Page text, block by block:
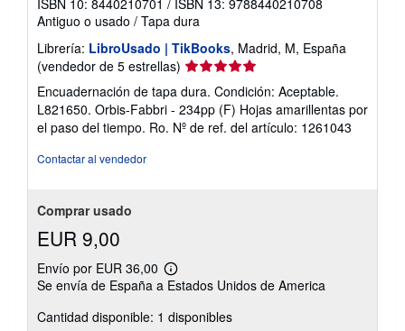
Antiguo o usado / Tapa dura
Librería: LibroUsado | TikBooks, Madrid, M, España
(vendedor de 5 estrellas) Calificación
del
vendedor:
5
de
Encuadernación de tapa dura. Condición: Aceptable.
L821650. Orbis-Fabbri - 234pp (F) Hojas amarillentas por
el paso del tiempo. Ro. Nº de ref. del artículo: 1261043
Contactar al vendedor
Comprar usado
EUR 9,00
Envío por EUR 36,00
Más
información
las
tarifas
Se envía de España a Estados Unidos de America
Cantidad disponible: 1 disponibles